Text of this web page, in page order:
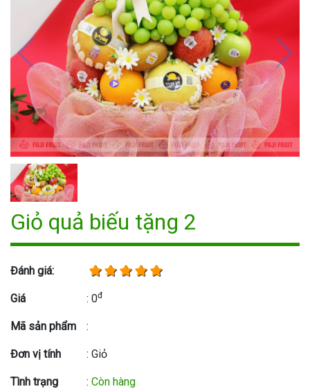
Giỏ quả biếu tặng 2
Đánh giá:
Giá : 0đ
Mã sản phẩm :
Đơn vị tính : Giỏ
Tình trạng : Còn hàng